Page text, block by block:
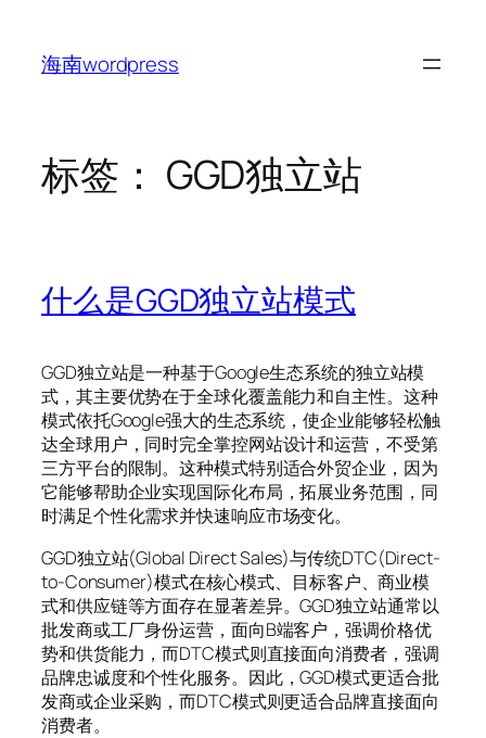
海南wordpress
标签： GGD独立站
什么是GGD独立站模式
GGD独立站是一种基于Google生态系统的独立站模
式，其主要优势在于全球化覆盖能力和自主性。这种
模式依托Google强大的生态系统，使企业能够轻松触
达全球用户，同时完全掌控网站设计和运营，不受第
三方平台的限制。这种模式特别适合外贸企业，因为
它能够帮助企业实现国际化布局，拓展业务范围，同
时满足个性化需求并快速响应市场变化。
GGD独立站(Global Direct Sales)与传统DTC(Direct-
to-Consumer)模式在核心模式、目标客户、商业模
式和供应链等方面存在显著差异。GGD独立站通常以
批发商或工厂身份运营，面向B端客户，强调价格优
势和供货能力，而DTC模式则直接面向消费者，强调
品牌忠诚度和个性化服务。因此，GGD模式更适合批
发商或企业采购，而DTC模式则更适合品牌直接面向
消费者。